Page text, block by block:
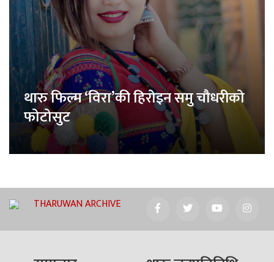
थारु फिल्म ‘विरा’की हिरोइन समु चौधरीको
फोटोसुट
THARUWAN ARCHIVE